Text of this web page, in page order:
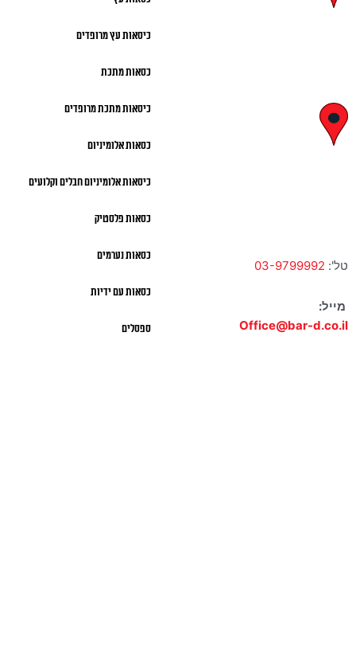
טל': 03-9799992
מייל:
Office@bar-d.co.il
כיסאות עץ מרופדים
כסאות מתכת
כיסאות מתכת מרופדים
כסאות אלומיניום
כיסאות אלומיניום חבלים וקלועים
כסאות פלסטיק
כסאות נערמים
כסאות עם ידיות
ספסלים